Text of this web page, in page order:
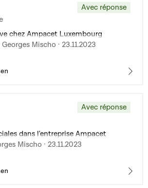
Avec réponse
chez Ampacet Luxembourg
Mischo · 23.11.2023
Avec réponse
dans l'entreprise Ampacet
Mischo · 23.11.2023